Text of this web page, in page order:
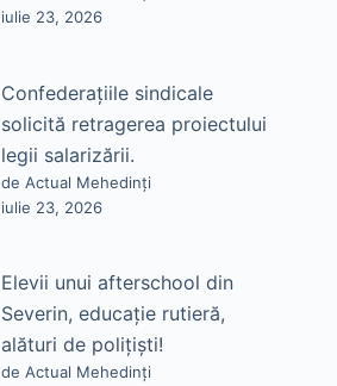
iulie 23, 2026
Confederațiile sindicale
solicită retragerea proiectului
legii salarizării.
de Actual Mehedinți
iulie 23, 2026
Elevii unui afterschool din
Severin, educație rutieră,
alături de polițiști!
de Actual Mehedinți